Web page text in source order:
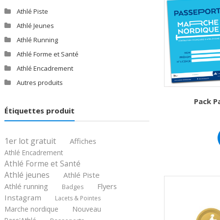
Pack
Athlé Piste
Athlé Jeunes
Athlé Running
Athlé Forme et Santé
Athlé Encadrement
Autres produits
Étiquettes produit
1er lot gratuit Affiches
Athlé Encadrement
Athlé Forme et Santé
Athlé jeunes
Athlé Piste
Athlé running
Badges
Flyers
Instagram
Lacets & Pointes
Marche nordique Nouveau